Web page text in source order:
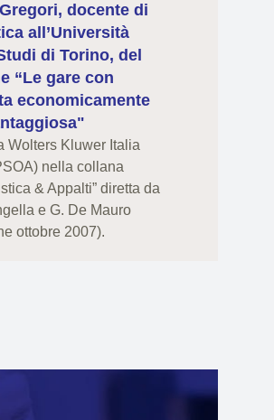
docente di
all’Università
di Torino, del
“Le gare con
economicamente
Wolters Kluwer Italia
nella collana
& Appalti” diretta da
e G. De Mauro
ottobre 2007).